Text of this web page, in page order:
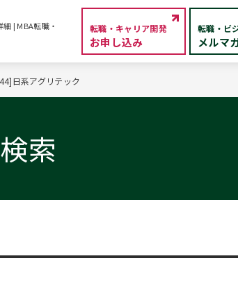
| MBA転職・
転職・キャリア開発
お申し込み
転職・ビ
メルマ
日系アグリテック
索